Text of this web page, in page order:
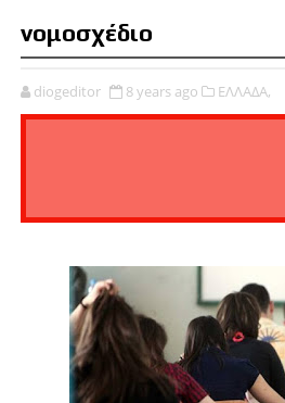
νομοσχέδιο
diogeditor 8 years ago ΕΛΛΑΔΑ,